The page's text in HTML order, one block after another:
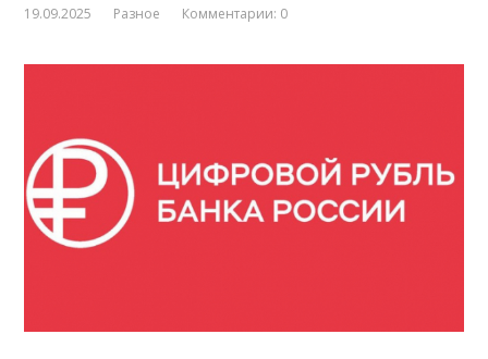
19.09.2025 Разное Комментарии: 0